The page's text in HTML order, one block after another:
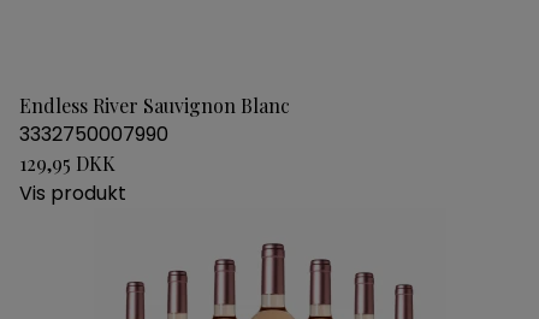
Endless River Sauvignon Blanc
3332750007990
129,95 DKK
Vis produkt